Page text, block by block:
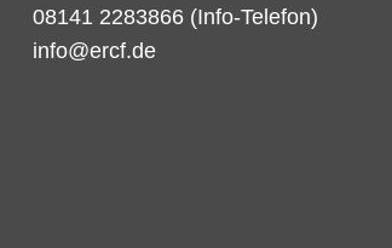
08141 2283866 (Info-Telefon)
info@ercf.de